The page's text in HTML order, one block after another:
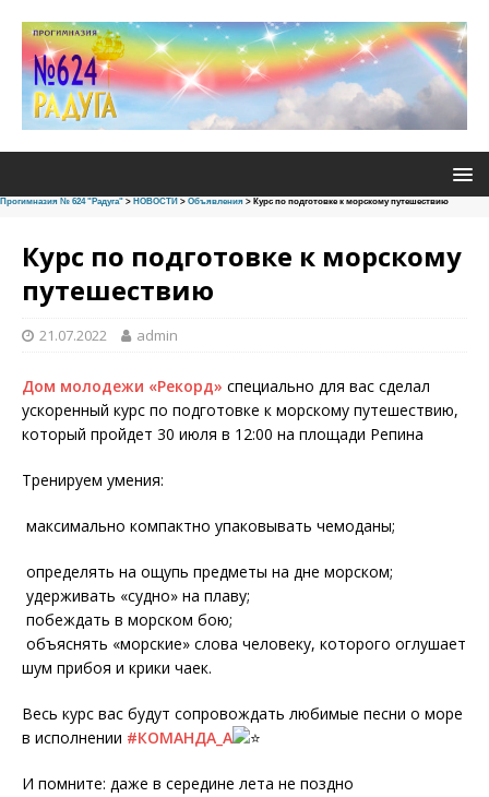
Прогимназия № 624 "Радуга" > НОВОСТИ > Объявления > Курс по подготовке к морскому путешествию
Курс по подготовке к морскому
путешествию
21.07.2022 admin
Дом молодежи «Рекорд» специально для вас сделал
ускоренный курс по подготовке к морскому путешествию,
который пройдет 30 июля в 12:00 на площади Репина
Тренируем умения:
максимально компактно упаковывать чемоданы;
определять на ощупь предметы на дне морском;
удерживать «судно» на плаву;
побеждать в морском бою;
объяснять «морские» слова человеку, которого оглушает
шум прибоя и крики чаек.
Весь курс вас будут сопровождать любимые песни о море
в исполнении #КОМАНДА_А
И помните: даже в середине лета не поздно